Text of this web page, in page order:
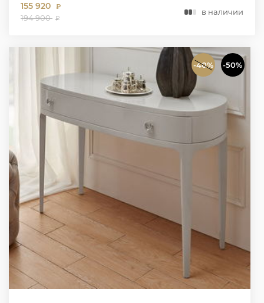
155 920 ₽
194 900 ₽
в наличии
-40% -50%